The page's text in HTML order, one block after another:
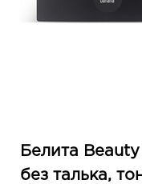
Белита
без талька,